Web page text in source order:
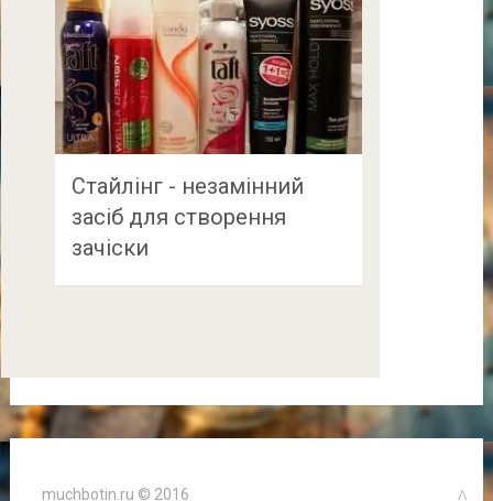
Стайлінг - незамінний
засіб для створення
зачіски
muchbotin.ru © 2016